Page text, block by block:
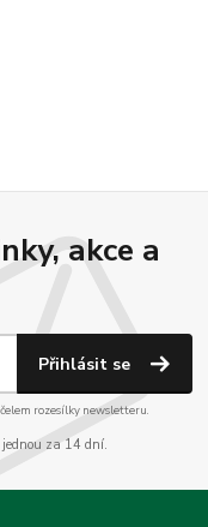
akce a
Přihlásit se
rozesílky newsletteru.
za 14 dní.